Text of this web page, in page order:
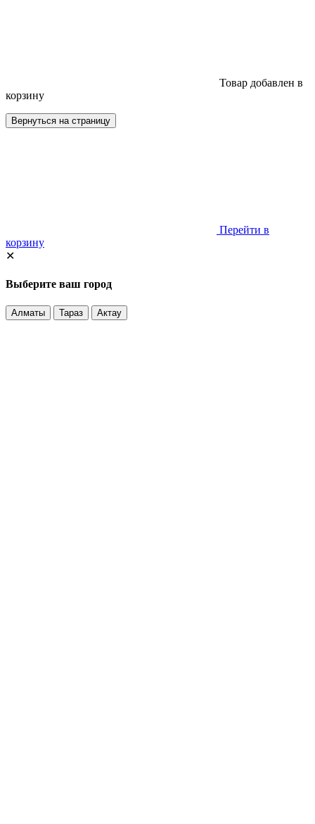
Товар добавлен в
корзину
Вернуться на страницу
Перейти в
корзину
✕
Выберите ваш город
Алматы Тараз Актау